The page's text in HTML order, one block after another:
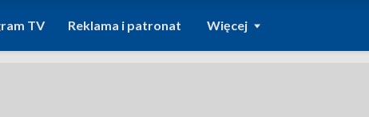
TV Reklama i patronat Więcej